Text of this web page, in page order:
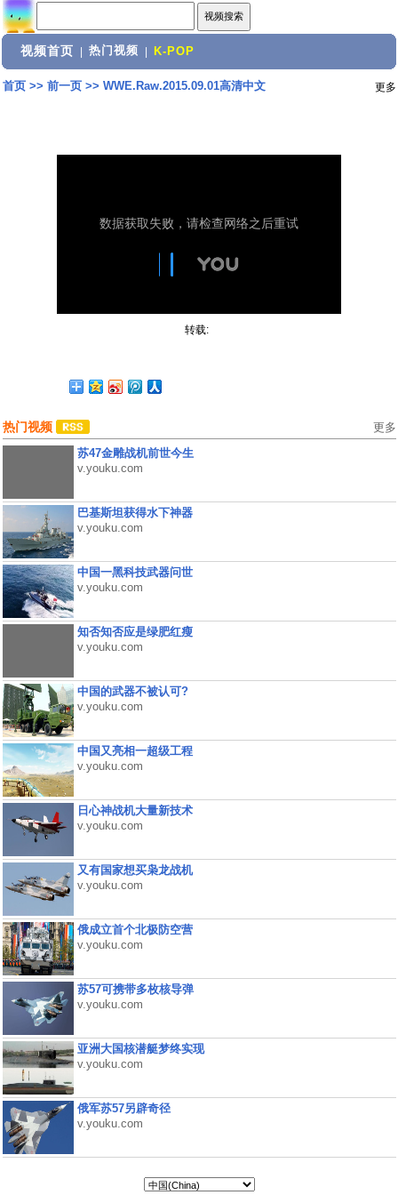
视频首页 热门视频 K-POP
首页>> 前一页>> WWE.Raw.2015.09.01高清中文 更多
转载:
热门视频 更多
苏47金雕战机前世今生
v.youku.com
巴基斯坦获得水下神器
v.youku.com
中国一黑科技武器问世
v.youku.com
知否知否应是绿肥红瘦
v.youku.com
中国的武器不被认可?
v.youku.com
中国又亮相一超级工程
v.youku.com
日心神战机大量新技术
v.youku.com
又有国家想买枭龙战机
v.youku.com
俄成立首个北极防空营
v.youku.com
苏57可携带多枚核导弹
v.youku.com
亚洲大国核潜艇梦终实现
v.youku.com
俄军苏57另辟奇径
v.youku.com